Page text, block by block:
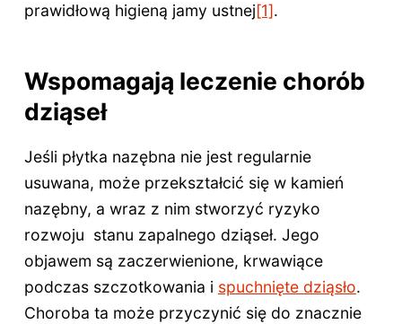
prawidłową higieną jamy ustnej[1].
Wspomagają leczenie chorób
dziąseł
Jeśli płytka nazębna nie jest regularnie
usuwana, może przekształcić się w kamień
nazębny, a wraz z nim stworzyć ryzyko
rozwoju stanu zapalnego dziąseł. Jego
objawem są zaczerwienione, krwawiące
podczas szczotkowania i spuchnięte dziąsło.
Choroba ta może przyczynić się do znacznie